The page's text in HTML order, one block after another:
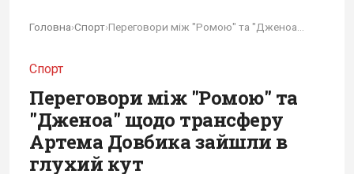
Головна›Спорт›
Спорт
Переговори між "Ромою" та
"Дженоа" щодо трансферу
Артема Довбика зайшли в
глухий кут